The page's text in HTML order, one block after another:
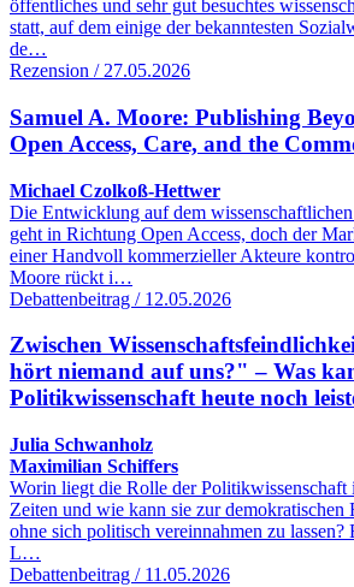
öffentliches und sehr gut besuchtes
statt, auf dem einige der bekanntesten
de…
Rezension / 27.05.2026
Samuel A. Moore: Publishing
Open Access, Care, and the
Michael Czolkoß-Hettwer
Die Entwicklung auf dem
geht in Richtung Open Access, doch der
einer Handvoll kommerzieller Akteure
Moore rückt i…
Debattenbeitrag / 12.05.2026
Zwischen
hört niemand auf uns?" – Was
Politikwissenschaft heute noch
Julia Schwanholz
Maximilian Schiffers
Worin liegt die Rolle der Politikwissenschaft
Zeiten und wie kann sie zur demokratischen
ohne sich politisch vereinnahmen zu lassen?
L…
Debattenbeitrag / 11.05.2026